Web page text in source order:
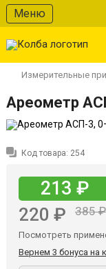
Меню
Измерительные
Ареометр
Код товара: 254
213 ₽
220 ₽ 385 ₽
Посмотреть
Вернем 3 бонуса на